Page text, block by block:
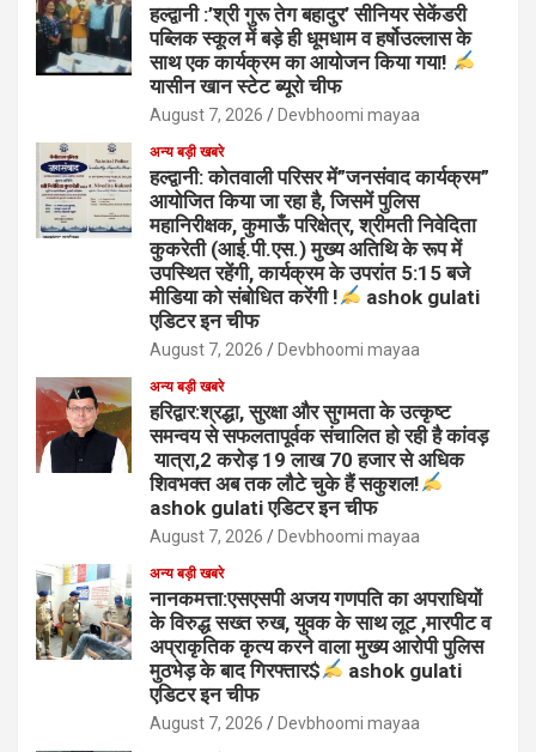
हल्द्वानी :’श्री गुरू तेग बहादुर’ सीनियर सेकेंडरी
पब्लिक स्कूल में बड़े ही धूमधाम व हर्षोउल्लास के
साथ एक कार्यक्रम का आयोजन किया गया!
यासीन खान स्टेट ब्यूरो चीफ
August 7, 2026 Devbhoomi mayaa
अन्य बड़ी खबरे
हल्द्वानी: कोतवाली परिसर में”जनसंवाद कार्यक्रम”
आयोजित किया जा रहा है, जिसमें पुलिस
महानिरीक्षक, कुमाऊँ परिक्षेत्र, श्रीमती निवेदिता
कुकरेती (आई.पी.एस.) मुख्य अतिथि के रूप में
उपस्थित रहेंगी, कार्यक्रम के उपरांत 5:15 बजे
मीडिया को संबोधित करेंगी !
ashok gulati
एडिटर इन चीफ
August 7, 2026 Devbhoomi mayaa
अन्य बड़ी खबरे
हरिद्वार:श्रद्धा, सुरक्षा और सुगमता के उत्कृष्ट
समन्वय से सफलतापूर्वक संचालित हो रही है कांवड़
यात्रा,2 करोड़ 19 लाख 70 हजार से अधिक
शिवभक्त अब तक लौटे चुके हैं सकुशल!
ashok gulati एडिटर इन चीफ
August 7, 2026 Devbhoomi mayaa
अन्य बड़ी खबरे
नानकमत्ता:एसएसपी अजय गणपति का अपराधियों
के विरुद्ध सख्त रुख, युवक के साथ लूट ,मारपीट व
अप्राकृतिक कृत्य करने वाला मुख्य आरोपी पुलिस
मुठभेड़ के बाद गिरफ्तार$
ashok gulati
एडिटर इन चीफ
August 7, 2026 Devbhoomi mayaa